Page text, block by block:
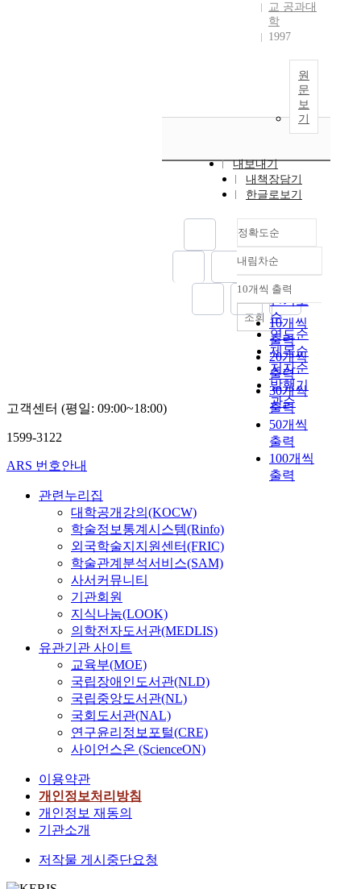
교 공과대
학
1997
원
문
보
기
내보내기
내책장담기
한글로보기
정확도순
정확도
순
인기도
순
연도순
제목순
저자순
발행기
관순
내림차순
내림차순
10개씩 출력
10개씩
출력
20개씩
출력
30개씩
출력
50개씩
출력
100개씩
출력
조회
고객센터 (평일: 09:00~18:00)
1599-3122
ARS 번호안내
관련누리집
대학공개강의(KOCW)
학술정보통계시스템(Rinfo)
외국학술지지원센터(FRIC)
학술관계분석서비스(SAM)
사서커뮤니티
기관회원
지식나눔(LOOK)
의학전자도서관(MEDLIS)
유관기관 사이트
교육부(MOE)
국립장애인도서관(NLD)
국립중앙도서관(NL)
국회도서관(NAL)
연구윤리정보포털(CRE)
사이언스온 (ScienceON)
이용약관
개인정보처리방침
개인정보 재동의
기관소개
저작물 게시중단요청